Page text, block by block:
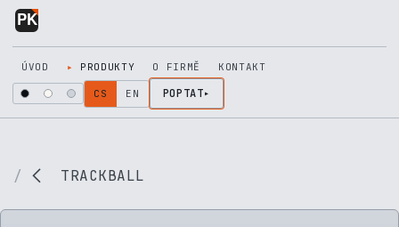
Přejít na obsah
ÚVOD PRODUKTY O FIRMĚ KONTAKT
CS EN POPTAT
TRACKBALL